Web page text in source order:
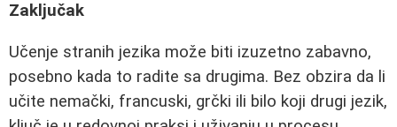
Zaključak
Učenje stranih jezika može biti izuzetno zabavno,
posebno kada to radite sa drugima. Bez obzira da li
učite nemački, francuski, grčki ili bilo koji drugi jezik,